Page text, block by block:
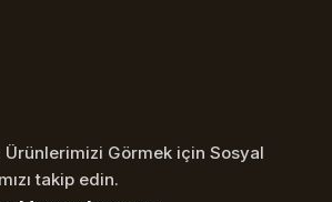
Ürünlerimizi Görmek için Sosyal
takip edin.